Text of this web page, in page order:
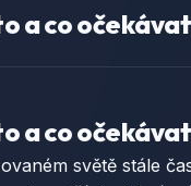
a co očekávat
a co očekávat
světě stále